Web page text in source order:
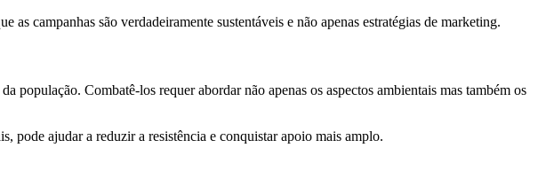
as campanhas são verdadeiramente sustentáveis e não apenas estratégias de marketing.
população. Combatê-los requer abordar não apenas os aspectos ambientais mas também os
pode ajudar a reduzir a resistência e conquistar apoio mais amplo.